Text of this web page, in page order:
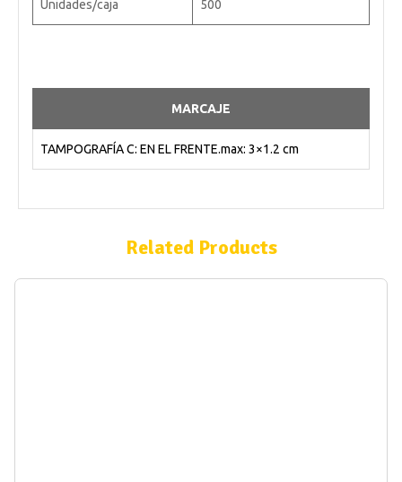
Unidades/caja 500
MARCAJE
TAMPOGRAFÍA C: EN EL FRENTE.max: 3×1.2 cm
Related Products